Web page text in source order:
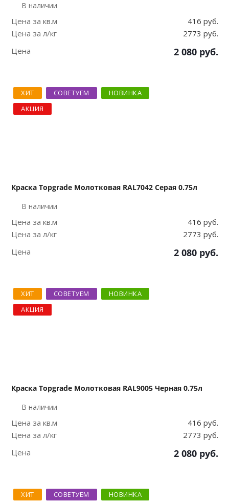
В наличии
Цена за кв.м
416 руб.
Цена за л/кг
2773 руб.
Цена
2 080 руб.
ХИТ СОВЕТУЕМ
НОВИНКА
АКЦИЯ
Краска Topgrade Молотковая RAL7042 Серая 0.75л
В наличии
Цена за кв.м
416 руб.
Цена за л/кг
2773 руб.
Цена
2 080 руб.
ХИТ СОВЕТУЕМ
НОВИНКА
АКЦИЯ
Краска Topgrade Молотковая RAL9005 Черная 0.75л
В наличии
Цена за кв.м
416 руб.
Цена за л/кг
2773 руб.
Цена
2 080 руб.
ХИТ СОВЕТУЕМ
НОВИНКА